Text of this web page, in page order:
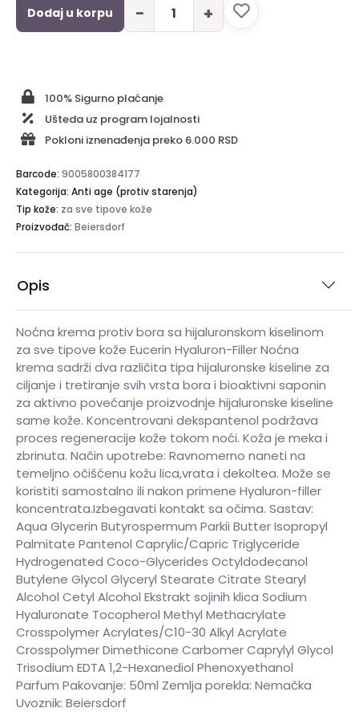
− +
Dodaj u korpu
100% Sigurno plaćanje
Ušteda uz program lojalnosti
Pokloni iznenađenja preko 6.000 RSD
Barcode: 9005800384177
Kategorija: Anti age (protiv starenja)
Tip kože: za sve tipove kože
Proizvođač: Beiersdorf
Opis
Noćna krema protiv bora sa hijaluronskom kiselinom
za sve tipove kože Eucerin Hyaluron-Filler Noćna
krema sadrži dva različita tipa hijaluronske kiseline za
ciljanje i tretiranje svih vrsta bora i bioaktivni saponin
za aktivno povećanje proizvodnje hijaluronske kiseline
same kože. Koncentrovani dekspantenol podržava
proces regeneracije kože tokom noći. Koža je meka i
zbrinuta. Način upotrebe: Ravnomerno naneti na
temeljno očišćenu kožu lica,vrata i dekoltea. Može se
koristiti samostalno ili nakon primene Hyaluron-filler
koncentrata.Izbegavati kontakt sa očima. Sastav:
Aqua Glycerin Butyrospermum Parkii Butter Isopropyl
Palmitate Pantenol Caprylic/Capric Triglyceride
Hydrogenated Coco-Glycerides Octyldodecanol
Butylene Glycol Glyceryl Stearate Citrate Stearyl
Alcohol Cetyl Alcohol Ekstrakt sojinih klica Sodium
Hyaluronate Tocopherol Methyl Methacrylate
Crosspolymer Acrylates/C10-30 Alkyl Acrylate
Crosspolymer Dimethicone Carbomer Caprylyl Glycol
Trisodium EDTA 1,2-Hexanediol Phenoxyethanol
Parfum Pakovanje: 50ml Zemlja porekla: Nemačka
Uvoznik: Beiersdorf